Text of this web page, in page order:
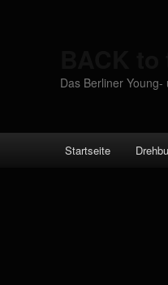
Das Berliner Young-
Skip to primary
Startseite